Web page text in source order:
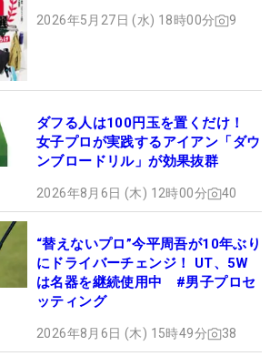
2026年5月27日 (水) 18時00分 9
ダフる人は100円玉を置くだけ！
女子プロが実践するアイアン「ダウ
ンブロードリル」が効果抜群
2026年8月6日 (木) 12時00分 40
“替えないプロ”今平周吾が10年ぶり
にドライバーチェンジ！ UT、5W
は名器を継続使用中 #男子プロセ
ッティング
2026年8月6日 (木) 15時49分 38